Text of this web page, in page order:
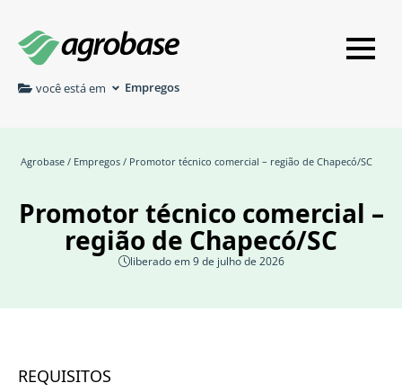
você está em Empregos
Agrobase / Empregos / Promotor técnico comercial – região de Chapecó/SC
Promotor técnico comercial –
região de Chapecó/SC
liberado em 9 de julho de 2026
REQUISITOS